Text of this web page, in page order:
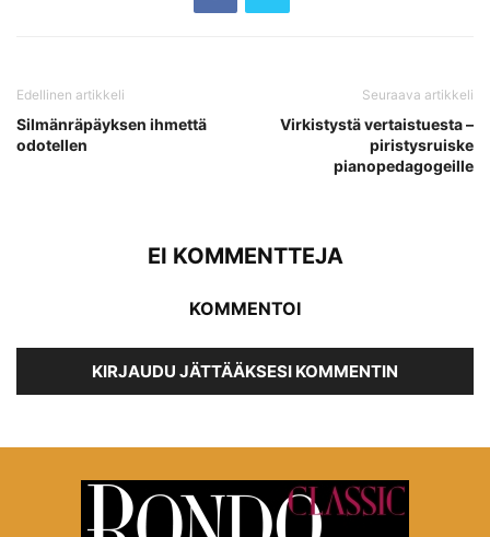
Edellinen artikkeli
Silmänräpäyksen ihmettä
odotellen
Seuraava artikkeli
Virkistystä vertaistuesta –
piristysruiske
pianopedagogeille
EI KOMMENTTEJA
KOMMENTOI
KIRJAUDU JÄTTÄÄKSESI KOMMENTIN